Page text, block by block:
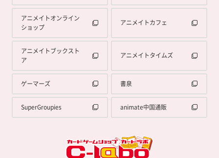
アニメイトオンライン
ショップ
アニメイトカフェ
アニメイトブックスト
ア
アニメイトタイムズ
ゲーマーズ 書泉
SuperGroupies animate中国通販